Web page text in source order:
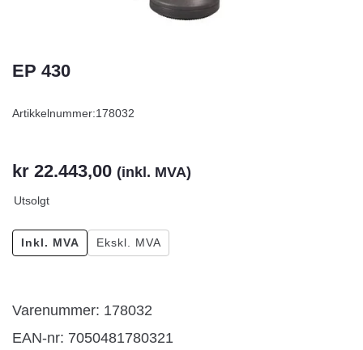
EP 430
Artikkelnummer:178032
Varenummer: 178032
EAN-nr: 7050481780321
kr 22.443,00 (inkl. MVA)
Utsolgt
Inkl. MVA Ekskl. MVA